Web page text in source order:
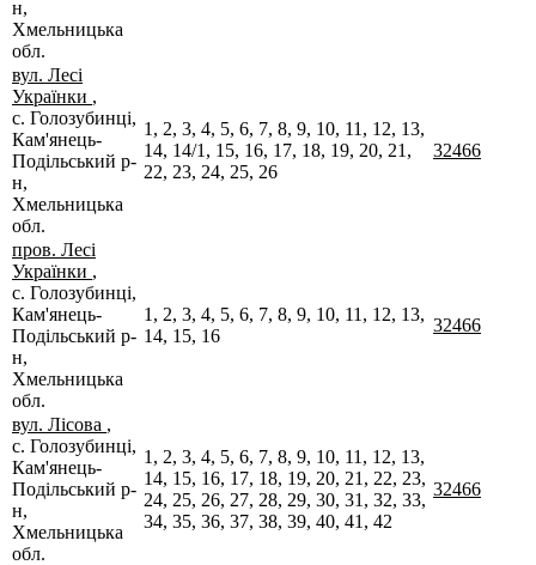
н,
Хмельницька
обл.
вул. Лесі
Українки ,
с. Голозубинці,
Кам'янець-
Подільський р-
н,
Хмельницька
обл.
1, 2, 3, 4, 5, 6, 7, 8, 9, 10, 11, 12, 13,
14, 14/1, 15, 16, 17, 18, 19, 20, 21,
22, 23, 24, 25, 26
32466
пров. Лесі
Українки ,
с. Голозубинці,
Кам'янець-
Подільський р-
н,
Хмельницька
обл.
1, 2, 3, 4, 5, 6, 7, 8, 9, 10, 11, 12, 13,
14, 15, 16
32466
вул. Лісова ,
с. Голозубинці,
Кам'янець-
Подільський р-
н,
Хмельницька
обл.
1, 2, 3, 4, 5, 6, 7, 8, 9, 10, 11, 12, 13,
14, 15, 16, 17, 18, 19, 20, 21, 22, 23,
24, 25, 26, 27, 28, 29, 30, 31, 32, 33,
34, 35, 36, 37, 38, 39, 40, 41, 42
32466